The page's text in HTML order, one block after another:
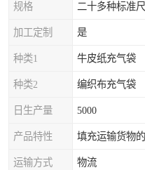
规格 二十多种标准
加工定制 是
种类1 牛皮纸充气袋
种类2 编织布充气袋
日生产量 5000
产品特性 填充运输货物
运输方式 物流